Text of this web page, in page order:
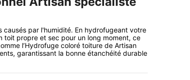
causés par l'humidité. En hydrofugeant votre
toit propre et sec pour un long moment, ce
l’Hydrofuge coloré toiture de Artisan
garantissant la bonne étanchéité durable